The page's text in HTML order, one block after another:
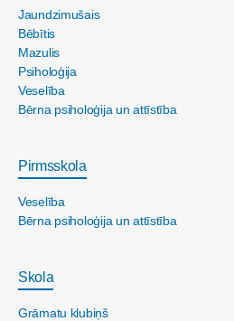
Jaundzimušais
Bēbītis
Mazulis
Psiholoģija
Veselība
Bērna psiholoģija un attīstība
Pirmsskola
Veselība
Bērna psiholoģija un attīstība
Skola
Grāmatu klubiņš